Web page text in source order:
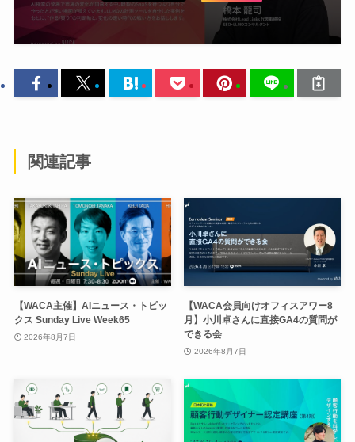
関連記事
【WACA主催】AIニュース・トピッ
クス Sunday Live Week65
2026年8月7日
【WACA会員向けオフィスアワー8
月】小川卓さんに直接GA4の質問が
できる会
2026年8月7日